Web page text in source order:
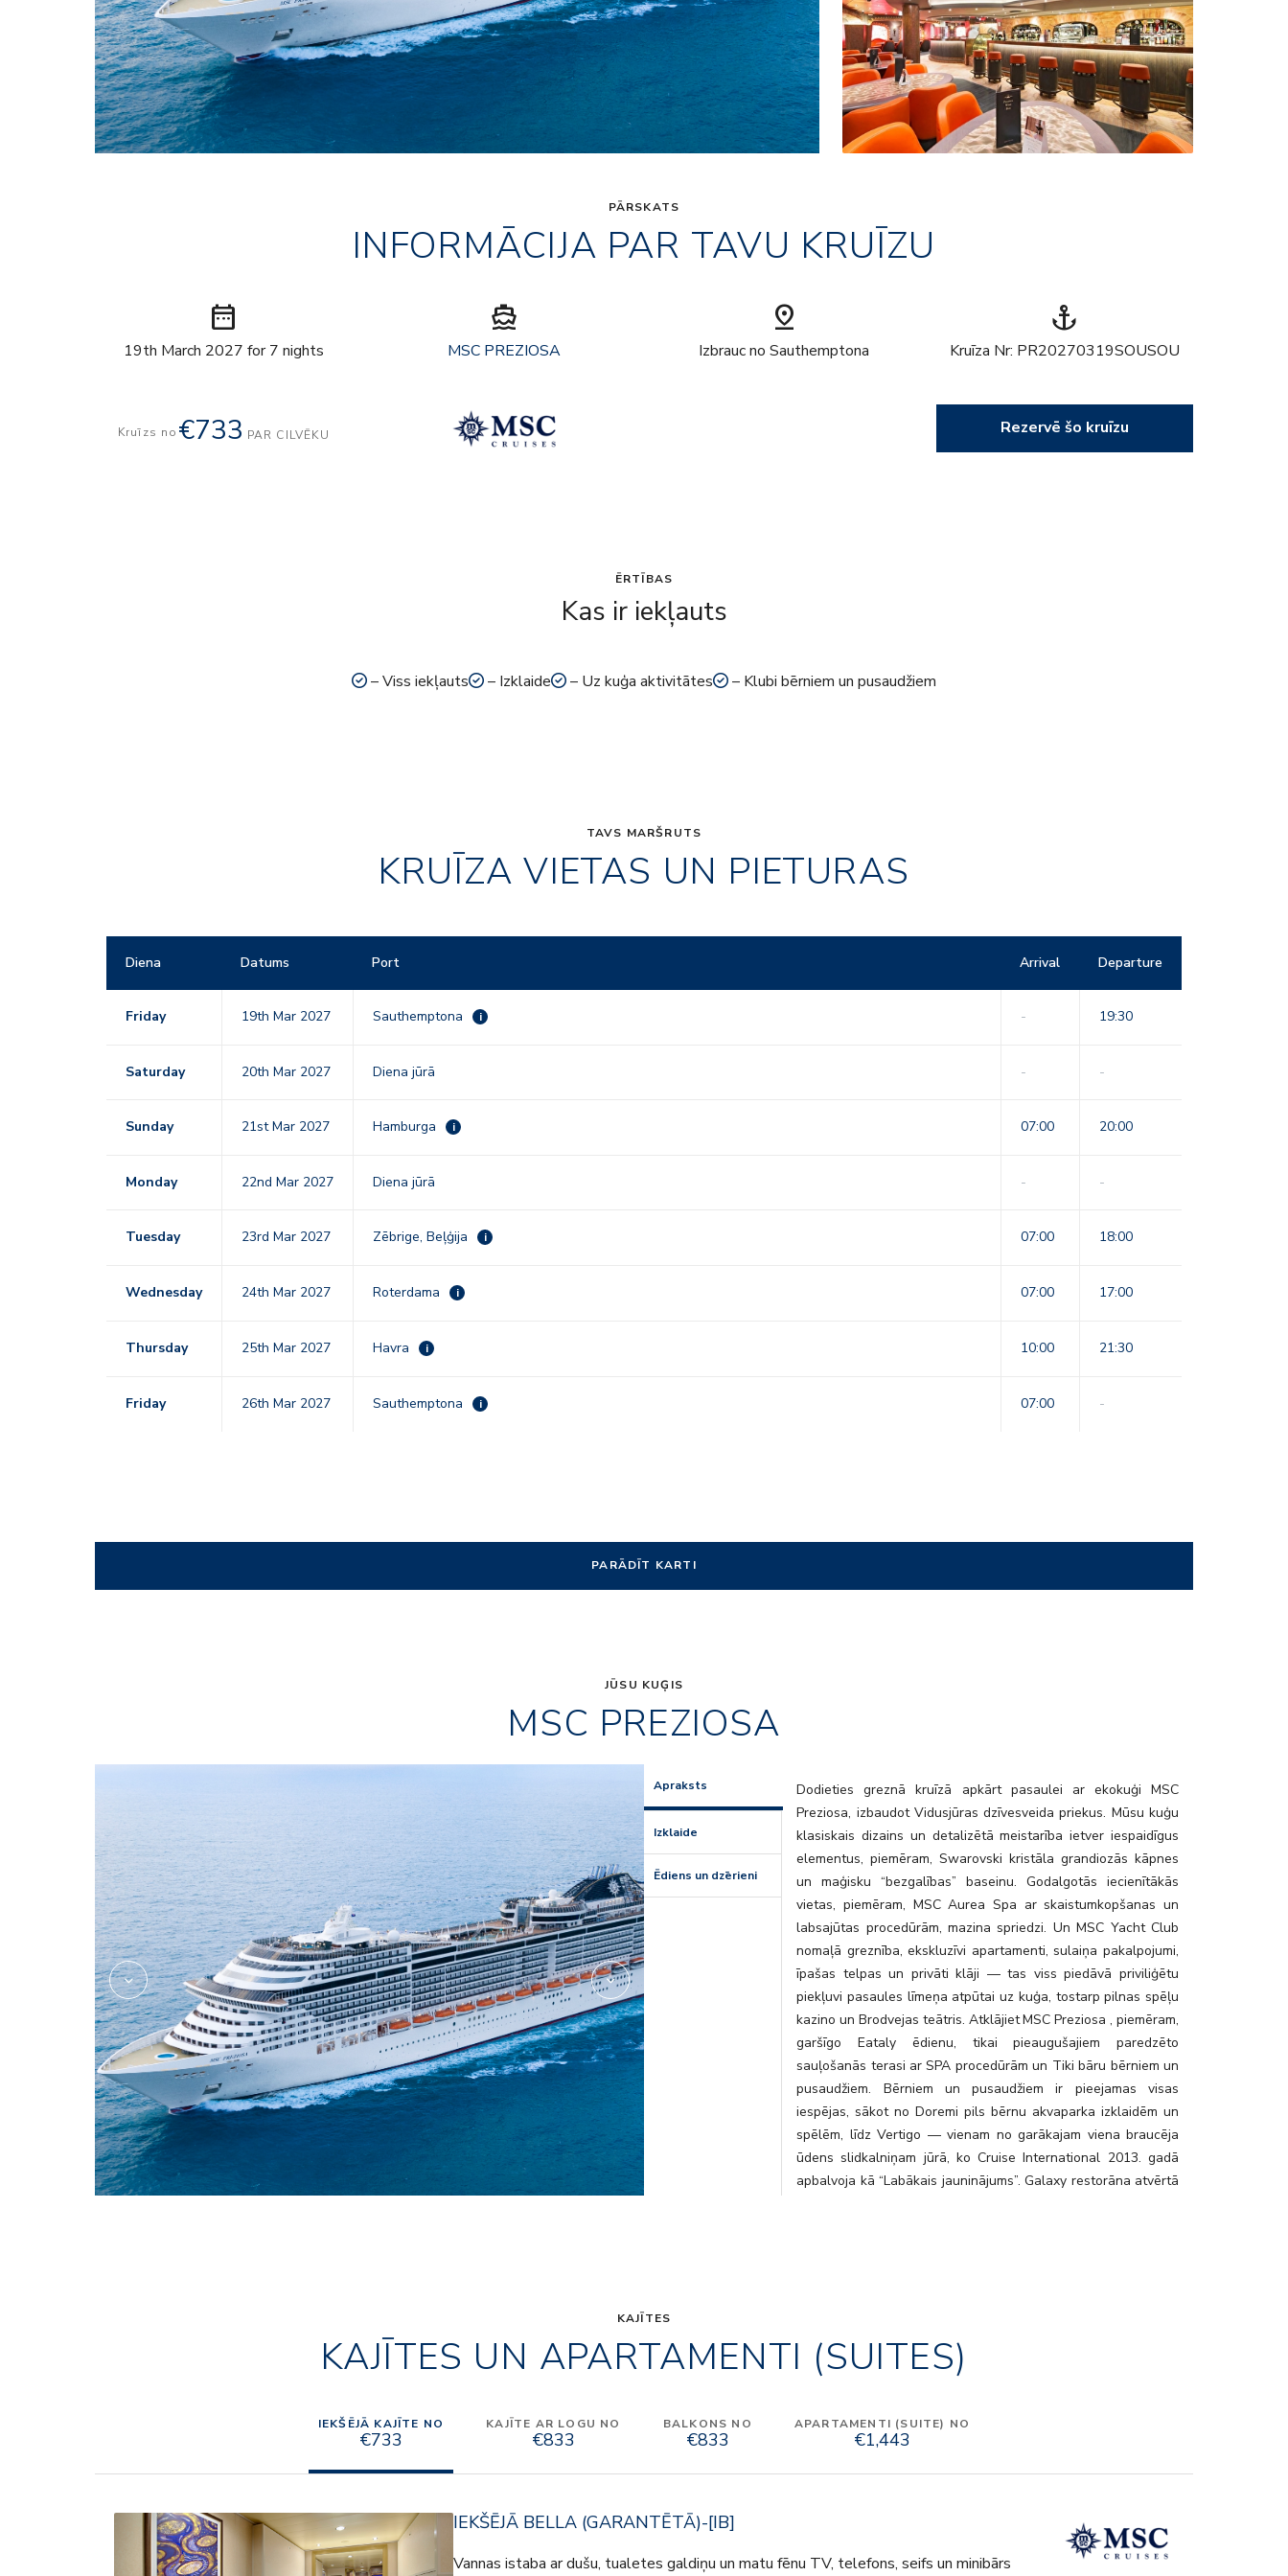
PĀRSKATS
INFORMĀCIJA PAR TAVU KRUĪZU
date_range
19th March 2027 for 7 nights
directions_boat
MSC PREZIOSA
pin_drop
Izbrauc no Sauthemptona
anchor
Kruīza Nr: PR20270319SOUSOU
Kruīzs no €733 PAR CILVĒKU Rezervē šo kruīzu
ĒRTĪBAS
Kas ir iekļauts
– Viss iekļauts – Izklaide – Uz kuģa aktivitātes – Klubi bērniem un pusaudžiem
TAVS MARŠRUTS
KRUĪZA VIETAS UN PIETURAS
Diena Datums Port Arrival Departure
Friday 19th Mar 2027 Sauthemptona i - 19:30
Saturday 20th Mar 2027 Diena jūrā - -
Sunday 21st Mar 2027 Hamburga i 07:00 20:00
Monday 22nd Mar 2027 Diena jūrā - -
Tuesday 23rd Mar 2027 Zēbrige, Beļģija i 07:00 18:00
Wednesday 24th Mar 2027 Roterdama i 07:00 17:00
Thursday 25th Mar 2027 Havra i 10:00 21:30
Friday 26th Mar 2027 Sauthemptona i 07:00 -
PARĀDĪT KARTI
JŪSU KUĢIS
MSC PREZIOSA
Apraksts
Izklaide
Ēdiens un dzērieni
Dodieties greznā kruīzā apkārt pasaulei ar ekokuģi MSC
Preziosa, izbaudot Vidusjūras dzīvesveida priekus. Mūsu kuģu
klasiskais dizains un detalizētā meistarība ietver iespaidīgus
elementus, piemēram, Swarovski kristāla grandiozās kāpnes
un maģisku “bezgalības” baseinu. Godalgotās iecienītākās
vietas, piemēram, MSC Aurea Spa ar skaistumkopšanas un
labsajūtas procedūrām, mazina spriedzi. Un MSC Yacht Club
nomaļā greznība, ekskluzīvi apartamenti, sulaiņa pakalpojumi,
īpašas telpas un privāti klāji — tas viss piedāvā priviliģētu
piekļuvi pasaules līmeņa atpūtai uz kuģa, tostarp pilnas spēļu
kazino un Brodvejas teātris. Atklājiet MSC Preziosa , piemēram,
garšīgo Eataly ēdienu, tikai pieaugušajiem paredzēto
sauļošanās terasi ar SPA procedūrām un Tiki bāru bērniem un
pusaudžiem. Bērniem un pusaudžiem ir pieejamas visas
iespējas, sākot no Doremi pils bērnu akvaparka izklaidēm un
spēlēm, līdz Vertigo — vienam no garākajam viena braucēja
ūdens slidkalniņam jūrā, ko Cruise International 2013. gadā
apbalvoja kā “Labākais jauninājums”. Galaxy restorāna atvērtā
KAJĪTES
KAJĪTES UN APARTAMENTI (SUITES)
IEKŠĒJĀ KAJĪTE NO
€733
KAJĪTE AR LOGU NO
€833
BALKONS NO
€833
APARTAMENTI (SUITE) NO
€1,443
IEKŠĒJĀ BELLA (GARANTĒTĀ)-[IB]
Vannas istaba ar dušu, tualetes galdiņu un matu fēnu TV, telefons, seifs un minibārs